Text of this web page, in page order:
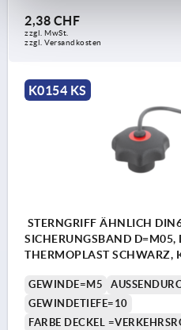
2,38 CHF
zzgl. MwSt.
zzgl. Versandkosten
K0154 KS
STERNGRIFF ÄHNLICH
SICHERUNGSBAND
THERMOPLAST SCHWARZ,
GEWINDE=M5
GEWINDETIEFE=10
FARBE DECKEL